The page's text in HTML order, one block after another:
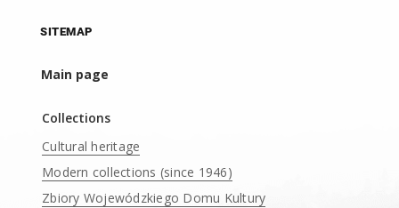
SITEMAP
Main page
Collections
Cultural heritage
Modern collections (since 1946)
Zbiory Wojewódzkiego Domu Kultury